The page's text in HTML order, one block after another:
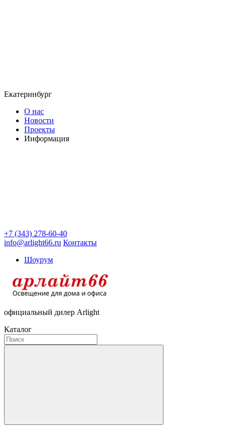
Екатеринбург
О нас
Новости
Проекты
Информация
+7 (343) 278-60-40
info@arlight66.ru Контакты
Шоурум
официальный дилер Arlight
Каталог